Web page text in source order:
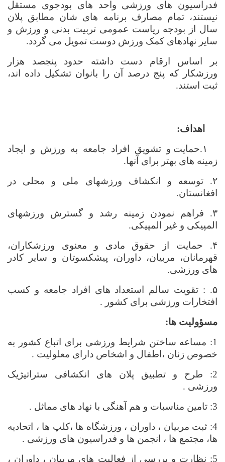
فدراسیون های ورزشی واحد های بودجوی مستقل
نیستند، تمام مصارف برنامه های شان مطابق پلان
سال از بودجه ریاست عمومی تربیت بدنی و ورزش و
سایر نهادهای کمک ورزش دوست تمویل می گردد.
بر اساس ارقام دست داشته حدود پنجصد هزار
ورزشکار که پنج درصد آن را بانوان تشکیل داده اند،
ثبت استند.
اهداف:
۱. حمایت و تشویق افراد جامعه به ورزش و ایجاد
زمینه های بهتر برای آنها.
۲.
توسعه و انکشاف ورزشهای ملی و محلی در
افغانستان.
۳.
فراهم نمودن زمینه رشد و گسترش ورزشهای
المپیکی و غیر المپیکی.
۴.
حمایت از حقوق مادی و معنوی ورزشکاران،
قهرمانان، مربیان، داوران، پیشکسوتان و سایر کادر
های ورزشی.
۵. :
تقویت سالم استعداد های افراد جامعه و کسب
افتخارات ورزشی برای کشور .
مسؤولیت ها:
1: مساعه ساختن شرایط ورزشی برای اتباع کشور به
خصوص زنان ،اطفال و اشخاص دارای معلولیت .
2: طرح و تطبیق پلان های انکشافی ستراتیژیک
ورزشی .
3: تامین مناسبات و هم آهنگی با نهاد های مماثل .
4: ثبت مربیان ، داوران ، ورزشگاه ها ،کلپ ها ، اتحادیه
ها، مجتمع ها ، انجمن ها و فدراسیون های ورزشی .
5: نظارت و بررسی از فعالیت های مربیان ، داوران ،